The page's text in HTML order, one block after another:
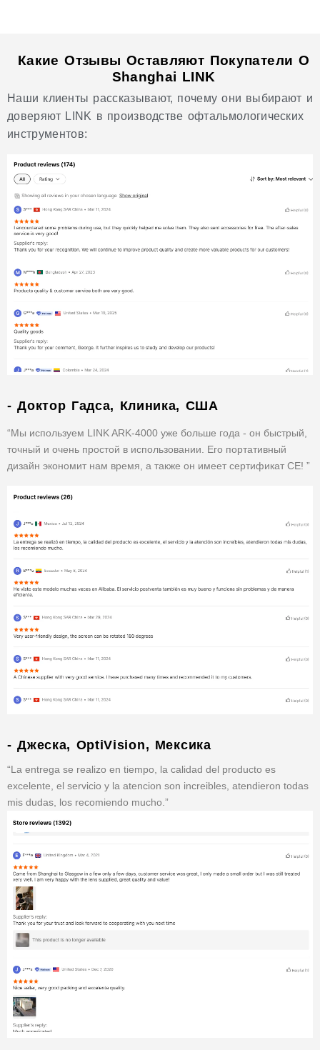
Какие Отзывы Оставляют Покупатели О
Shanghai LINK
Наши клиенты рассказывают, почему они выбирают и
доверяют LINK в производстве офтальмологических
инструментов:
- Доктор Гадса, Клиника, США
“Мы используем LINK ARK-4000 уже больше года - он быстрый,
точный и очень простой в использовании. Его портативный
дизайн экономит нам время, а также он имеет сертификат CE! ”
- Джеска, OptiVision, Мексика
“La entrega se realizo en tiempo, la calidad del producto es
excelente, el servicio y la atencion son increibles, atendieron todas
mis dudas, los recomiendo mucho.”